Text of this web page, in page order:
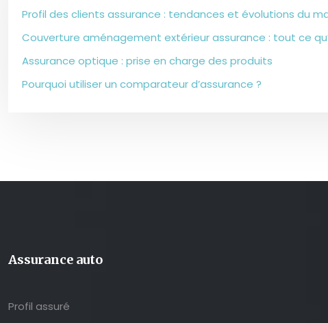
Profil des clients assurance : tendances et évolutions du
Couverture aménagement extérieur assurance : tout ce
Assurance optique : prise en charge des produits
Pourquoi utiliser un comparateur d’assurance ?
Assurance auto
Profil assuré